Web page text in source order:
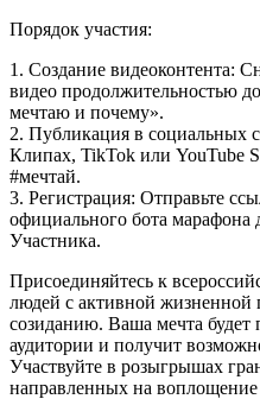
Порядок участия:
1. Создание видеоконтента:
видео продолжительностью
мечтаю и почему».
2. Публикация в социальных
Клипах, TikTok или YouTube
#мечтай.
3. Регистрация: Отправьте
официального бота марафона
Участника.
Присоединяйтесь к
людей с активной жизненной
созиданию. Ваша мечта будет
аудитории и получит
Участвуйте в розыгрышах
направленных на